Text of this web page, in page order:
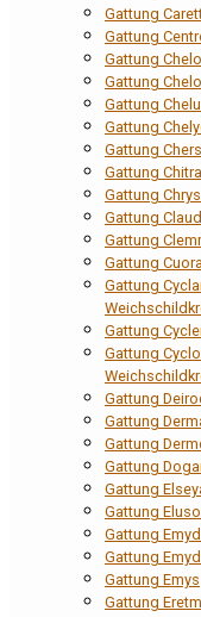
Gattung
Gattung
Gattung
Gattung
Gattung
Gattung
Gattung
Gattung
Gattung
Gattung
Gattung
Gattung
Gattung
Gattung
Gattung
Gattung
Gattung
Gattung
Gattung
Gattung
Gattung
Gattung
Gattung
Gattung Emys
Gattung